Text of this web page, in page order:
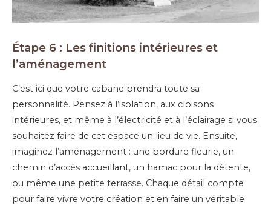
Étape 6 : Les finitions intérieures et
l’aménagement
C’est ici que votre cabane prendra toute sa
personnalité. Pensez à l’isolation, aux cloisons
intérieures, et même à l’électricité et à l’éclairage si vous
souhaitez faire de cet espace un lieu de vie. Ensuite,
imaginez l’aménagement : une bordure fleurie, un
chemin d’accès accueillant, un hamac pour la détente,
ou même une petite terrasse. Chaque détail compte
pour faire vivre votre création et en faire un véritable